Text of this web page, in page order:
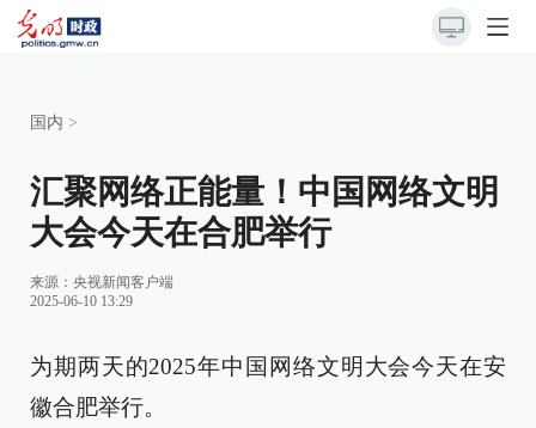
国内 >
汇聚网络正能量！中国网络文明
大会今天在合肥举行
来源： 央视新闻客户端
2025-06-10 13:29
为期两天的2025年中国网络文明大会今天在安
徽合肥举行。